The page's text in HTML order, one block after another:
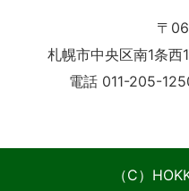
〒
札幌市中央区南1条
電話 011-205-
（C）